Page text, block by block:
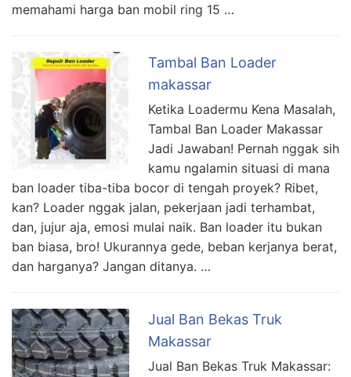
memahami harga ban mobil ring 15 …
Tambal Ban Loader
makassar
Ketika Loadermu Kena Masalah,
Tambal Ban Loader Makassar
Jadi Jawaban! Pernah nggak sih
kamu ngalamin situasi di mana
ban loader tiba-tiba bocor di tengah proyek? Ribet,
kan? Loader nggak jalan, pekerjaan jadi terhambat,
dan, jujur aja, emosi mulai naik. Ban loader itu bukan
ban biasa, bro! Ukurannya gede, beban kerjanya berat,
dan harganya? Jangan ditanya. …
Jual Ban Bekas Truk
Makassar
Jual Ban Bekas Truk Makassar: